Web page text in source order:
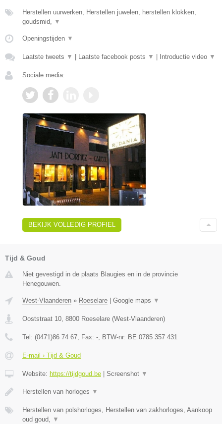
Herstellen uurwerken, Herstellen juwelen, herstellen klokken,
goudsmid, ▼
Openingstijden ▼
Laatste tweets ▼ Laatste facebook posts ▼ Introductie video ▼
Sociale media:
BEKIJK VOLLEDIG PROFIEL
Tijd & Goud
Niet gevestigd in de plaats Blaugies en in de provincie
Henegouwen.
West-Vlaanderen » Roeselare | Google maps ▼
Ooststraat 10 8800 Roeselare (West-Vlaanderen)
Tel: (0471)86 74 67 , Fax: - , BTW-nr: BE 0785 357 431
E-mail › Tijd & Goud
Website: https://tijdgoud.be | Screenshot ▼
Herstellen van horloges ▼
Herstellen van polshorloges, Herstellen van zakhorloges, Aankoop
oud goud,
▼